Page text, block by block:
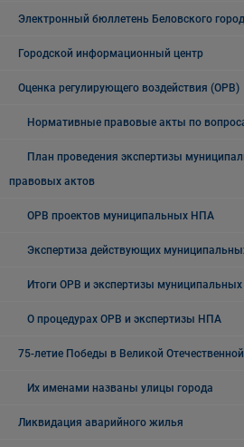
Электронный бюллетень Беловского
Городской информационный центр
Оценка регулирующего воздействия (ОРВ)
Нормативные правовые акты по
План проведения экспертизы
правовых актов
ОРВ проектов муниципальных НПА
Экспертиза действующих
Итоги ОРВ и экспертизы
О процедурах ОРВ и экспертизы НПА
75-летие Победы в Великой
Их именами названы улицы города
Ликвидация аварийного жилья